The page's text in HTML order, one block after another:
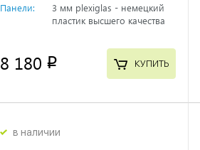
Панели:
3 мм plexiglas - немецкий
пластик высшего качества
8 180 p КУПИТЬ
в наличии